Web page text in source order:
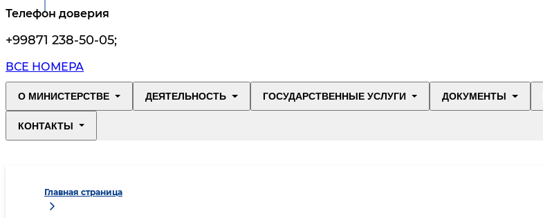
Телефон доверия
+99871 238-50-05;
ВСЕ НОМЕРА
О МИНИСТЕРСТВЕ ДЕЯТЕЛЬНОСТЬ ГОСУДАРСТВЕННЫЕ УСЛУГИ ДОКУМЕНТЫ
КОНТАКТЫ
Главная страница